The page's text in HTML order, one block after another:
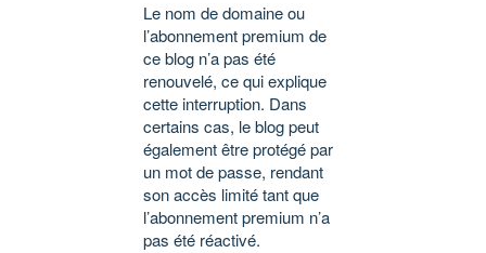
Le nom de domaine ou
l’abonnement premium de
ce blog n’a pas été
renouvelé, ce qui explique
cette interruption. Dans
certains cas, le blog peut
également être protégé par
un mot de passe, rendant
son accès limité tant que
l’abonnement premium n’a
pas été réactivé.